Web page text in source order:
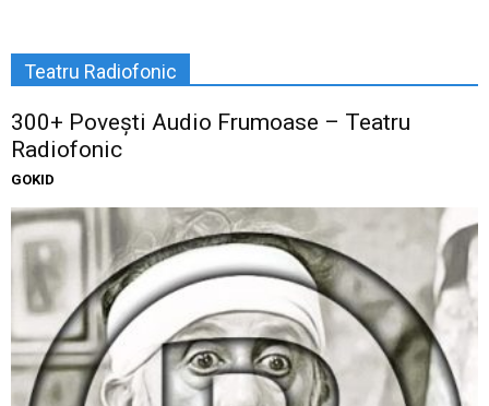
Teatru Radiofonic
300+ Povești Audio Frumoase – Teatru
Radiofonic
GOKID